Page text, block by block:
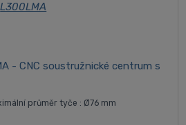
- CNC soustružnické centrum s
průměr tyče : Ø76 mm